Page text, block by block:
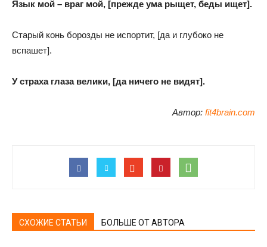
Язык мой – враг мой, [прежде ума рыщет, беды ищет].
Старый конь борозды не испортит, [да и глубоко не
вспашет].
У страха глаза велики, [да ничего не видят].
Автор: fit4brain.com
СХОЖИЕ СТАТЬИ БОЛЬШЕ ОТ АВТОРА